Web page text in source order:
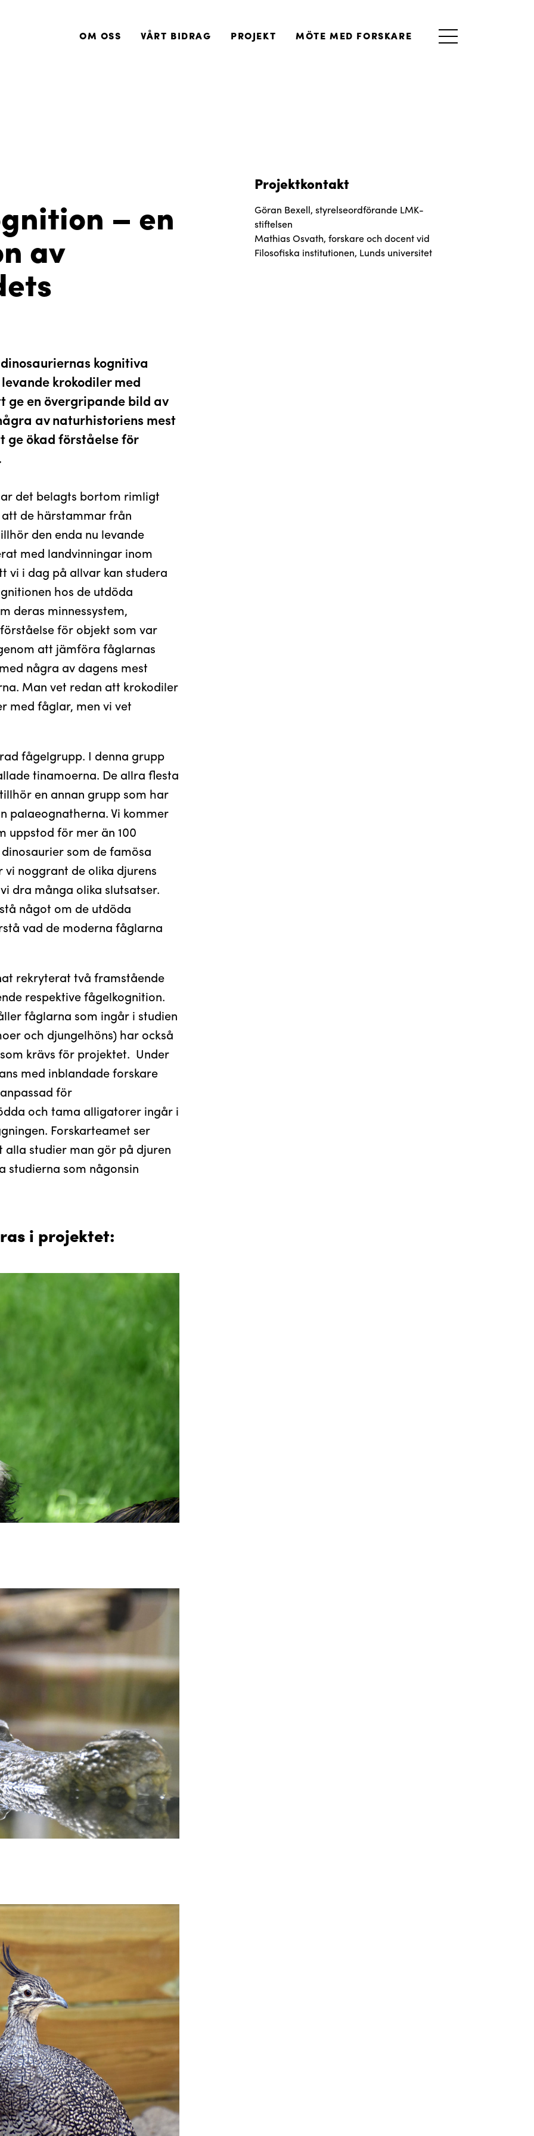
OM OSS VÅRT BIDRAG PROJEKT MÖTE MED FORSKARE
– en
av
kognitiva
krokodiler med
en övergripande bild av
av naturhistoriens mest
ge ökad förståelse för
det belagts bortom rimligt
de härstammar från
den enda nu levande
med landvinningar inom
vi i dag på allvar kan studera
hos de utdöda
deras minnessystem,
för objekt som var
att jämföra fåglarnas
några av dagens mest
Man vet redan att krokodiler
med fåglar, men vi vet
fågelgrupp. I denna grupp
tinamoerna. De allra flesta
en annan grupp som har
palaeognatherna. Vi kommer
uppstod för mer än 100
som de famösa
noggrant de olika djurens
dra många olika slutsatser.
något om de utdöda
vad de moderna fåglarna
rekryterat två framstående
respektive fågelkognition.
fåglarna som ingår i studien
och djungelhöns) har också
krävs för projektet. Under
med inblandade forskare
för
och tama alligatorer ingår i
Forskarteamet ser
studier man gör på djuren
studierna som någonsin
i projektet:
Projektkontakt
Göran Bexell, styrelseordförande LMK-
stiftelsen
Mathias Osvath, forskare och docent vid
Filosofiska institutionen, Lunds universitet